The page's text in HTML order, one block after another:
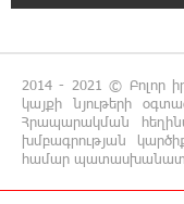
շոգի
22:54:16
«Alfa
2014 - 2021 © Բոլոր
կայքի նյութերի
Հրապարակման
խմբագրության
համար